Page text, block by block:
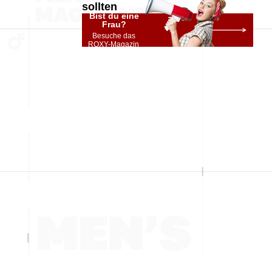
sollten
Bist du eine
Frau?
Besuche das
ROXY-Magazin